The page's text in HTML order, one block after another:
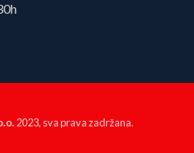
2023, sva prava zadržana.